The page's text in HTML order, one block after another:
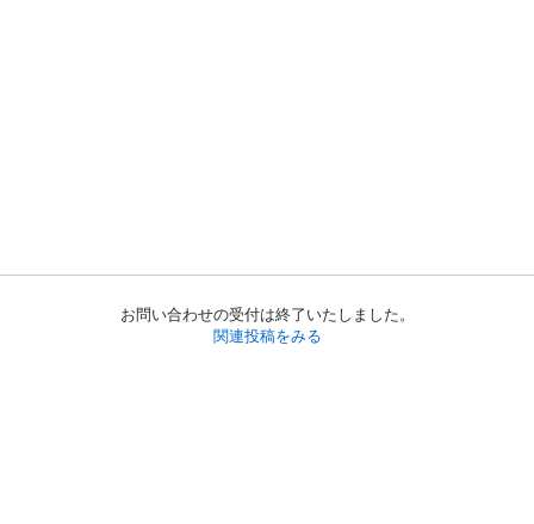
お問い合わせの受付は終了いたしました。
関連投稿をみる